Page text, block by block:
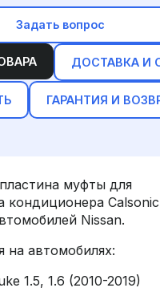
ДОСТАВКА И
ГАРАНТИЯ И
муфты для
кондиционера
Nissan.
на автомобилях:
1.5, 1.6 (2010-2019)
Задать вопрос